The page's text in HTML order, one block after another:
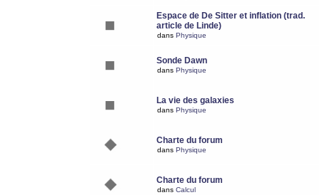
Espace de De Sitter et inflation (trad.
article de Linde)
dans Physique
Sonde Dawn
dans Physique
La vie des galaxies
dans Physique
Charte du forum
dans Physique
Charte du forum
dans Calcul